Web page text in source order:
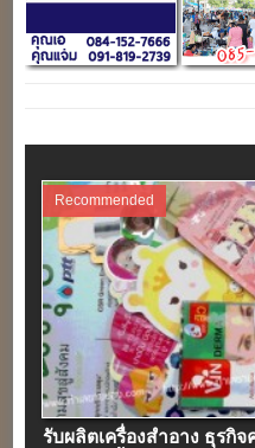
Recommended
รับผลิตเครื่องสําอาง ธุรกิ